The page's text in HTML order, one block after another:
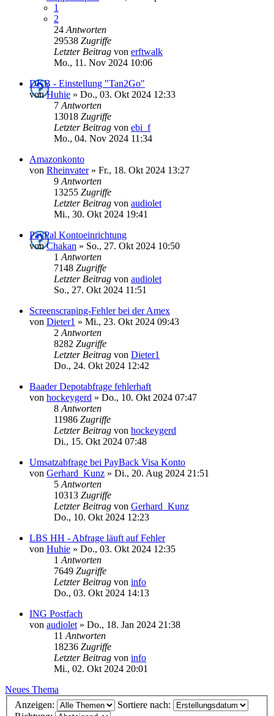
1
2
24 Antworten
29538 Zugriffe
Letzter Beitrag von erftwalk
Mo., 11. Nov 2024 10:06
DKB - Einstellung "Tan2Go"
vonHuhie » Do., 03. Okt 2024 12:33
7 Antworten
13018 Zugriffe
Letzter Beitrag von ebi_f
Mo., 04. Nov 2024 11:34
Amazonkonto
von Rheinvater» Fr., 18. Okt 2024 13:27
9 Antworten
13255 Zugriffe
Letzter Beitrag von audiolet
Mi., 30. Okt 2024 19:41
PayPal Kontoeinrichtung
vonChakan » So., 27. Okt 2024 10:50
1 Antworten
7148 Zugriffe
Letzter Beitrag von audiolet
So., 27. Okt 2024 11:51
Screenscraping-Fehler bei der Amex
von Dieter1 » Mi., 23. Okt 2024 09:43
2 Antworten
8282 Zugriffe
Letzter Beitrag von Dieter1
Do., 24. Okt 2024 12:42
Baader Depotabfrage fehlerhaft
von hockeygerd » Do., 10. Okt 2024 07:47
8 Antworten
11986 Zugriffe
Letzter Beitrag von hockeygerd
Di., 15. Okt 2024 07:48
Umsatzabfrage bei PayBack Visa Konto
von Gerhard_Kunz » Di., 20. Aug 2024 21:51
5 Antworten
10313 Zugriffe
Letzter Beitrag von Gerhard_Kunz
Do., 10. Okt 2024 12:23
LBS HH - Abfrage läuft auf Fehler
von Huhie » Do., 03. Okt 2024 12:35
1 Antworten
7649 Zugriffe
Letzter Beitrag von info
Do., 03. Okt 2024 14:13
ING Postfach
von audiolet » Do., 18. Jan 2024 21:38
11 Antworten
18236 Zugriffe
Letzter Beitrag von info
Mi., 02. Okt 2024 20:01
Neues Thema
Anzeigen:
Sortiere nach: